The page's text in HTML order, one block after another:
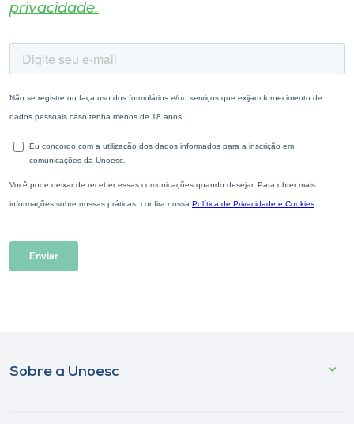
privacidade.
Sobre a Unoesc